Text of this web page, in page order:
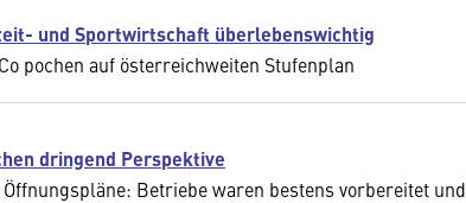
und Sportwirtschaft überlebenswichtig
pochen auf österreichweiten Stufenplan
dringend Perspektive
Betriebe waren bestens vorbereitet und